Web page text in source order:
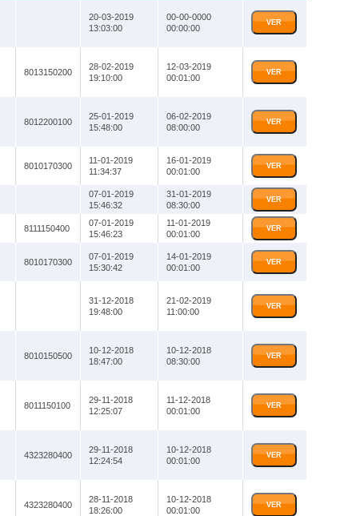
20-03-2019
13:03:00
00-00-0000
00:00:00
VER
8013150200
28-02-2019
19:10:00
12-03-2019
00:01:00
VER
8012200100
25-01-2019
15:48:00
06-02-2019
08:00:00
VER
8010170300
11-01-2019
11:34:37
16-01-2019
00:01:00
VER
07-01-2019
15:46:32
31-01-2019
08:30:00
VER
8111150400
07-01-2019
15:46:23
11-01-2019
00:01:00
VER
8010170300
07-01-2019
15:30:42
14-01-2019
00:01:00
VER
31-12-2018
19:48:00
21-02-2019
11:00:00
VER
8010150500
10-12-2018
18:47:00
10-12-2018
08:30:00
VER
8011150100
29-11-2018
12:25:07
11-12-2018
00:01:00
VER
4323280400
29-11-2018
12:24:54
10-12-2018
00:01:00
VER
4323280400
28-11-2018
18:26:00
10-12-2018
00:01:00
VER